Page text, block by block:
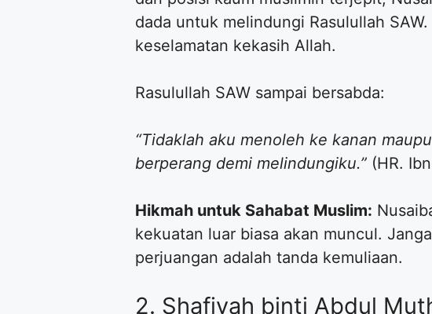
dada untuk melindungi Rasulullah
keselamatan kekasih Allah.
​Rasulullah SAW sampai bersabda:
“Tidaklah aku menoleh ke kanan
berperang demi melindungiku.” (HR.
Hikmah untuk Sahabat Muslim:
kekuatan luar biasa akan muncul.
perjuangan adalah tanda kemuliaan.
​2. Shafiyah binti Abdul